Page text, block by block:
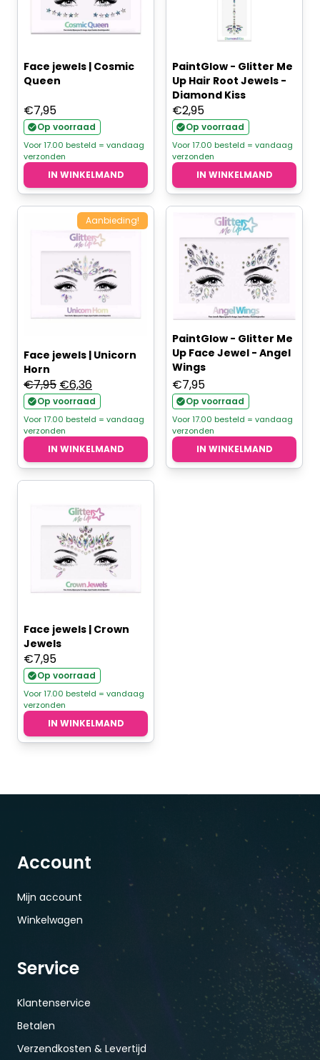
Face jewels | Cosmic
Queen
€7,95
Op voorraad
Voor 17.00 besteld = vandaag
verzonden
IN WINKELMAND
PaintGlow - Glitter Me
Up Hair Root Jewels -
Diamond Kiss
€2,95
Op voorraad
Voor 17.00 besteld = vandaag
verzonden
IN WINKELMAND
Aanbieding!
Face jewels | Unicorn
Horn
€7,95 Oorspronkelijke
prijs
was:
€7,95.
€6,36Huidige
prijs
is:
€6,36.
Op voorraad
Voor 17.00 besteld = vandaag
verzonden
IN WINKELMAND
PaintGlow - Glitter Me
Up Face Jewel - Angel
Wings
€7,95
Op voorraad
Voor 17.00 besteld = vandaag
verzonden
IN WINKELMAND
Face jewels | Crown
Jewels
€7,95
Op voorraad
Voor 17.00 besteld = vandaag
verzonden
IN WINKELMAND
Account
Mijn account
Winkelwagen
Service
Klantenservice
Betalen
Verzendkosten & Levertijd